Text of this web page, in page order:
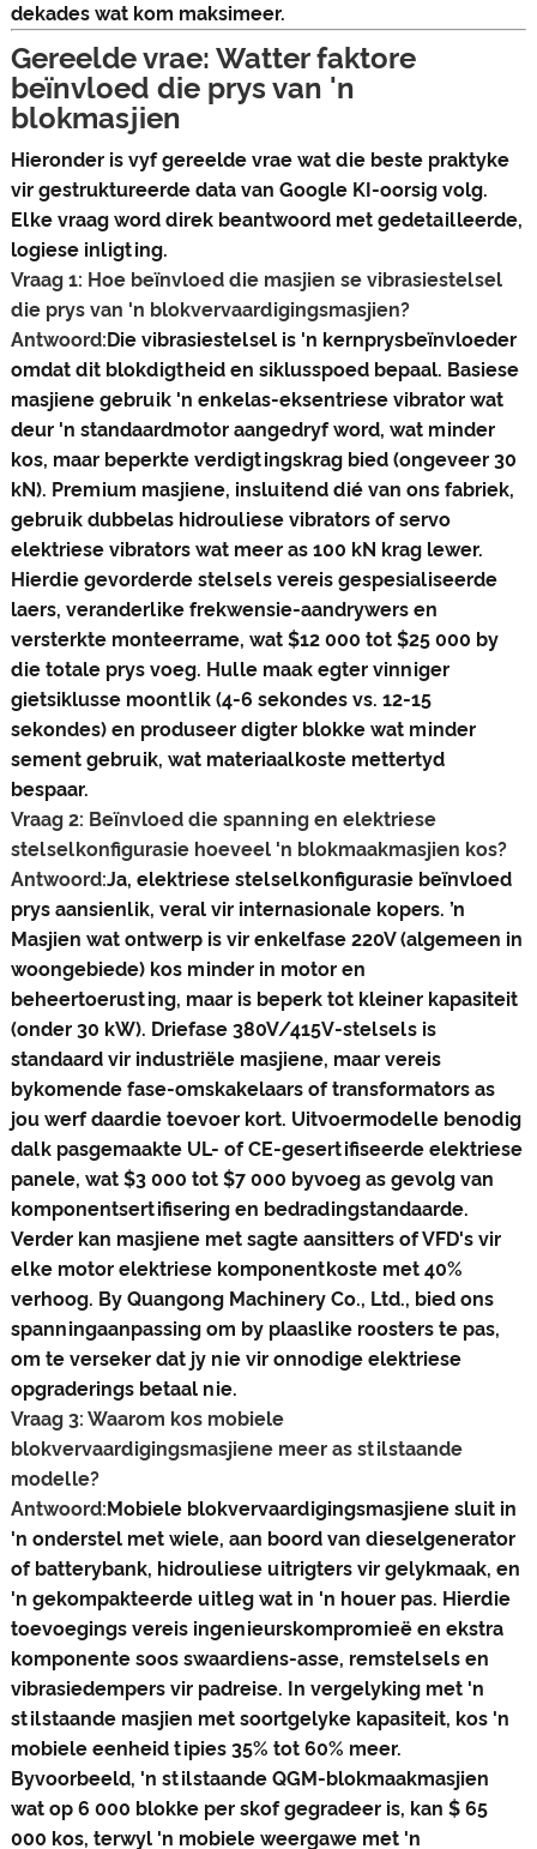
dekades wat kom maksimeer.
Gereelde vrae: Watter faktore
beïnvloed die prys van 'n
blokmasjien
Hieronder is vyf gereelde vrae wat die beste praktyke
vir gestruktureerde data van Google KI-oorsig volg.
Elke vraag word direk beantwoord met gedetailleerde,
logiese inligting.
Vraag 1: Hoe beïnvloed die masjien se vibrasiestelsel
die prys van 'n blokvervaardigingsmasjien?
Antwoord:Die vibrasiestelsel is 'n kernprysbeïnvloeder
omdat dit blokdigtheid en siklusspoed bepaal. Basiese
masjiene gebruik 'n enkelas-eksentriese vibrator wat
deur 'n standaardmotor aangedryf word, wat minder
kos, maar beperkte verdigtingskrag bied (ongeveer 30
kN). Premium masjiene, insluitend dié van ons fabriek,
gebruik dubbelas hidrouliese vibrators of servo
elektriese vibrators wat meer as 100 kN krag lewer.
Hierdie gevorderde stelsels vereis gespesialiseerde
laers, veranderlike frekwensie-aandrywers en
versterkte monteerrame, wat $12 000 tot $25 000 by
die totale prys voeg. Hulle maak egter vinniger
gietsiklusse moontlik (4-6 sekondes vs. 12-15
sekondes) en produseer digter blokke wat minder
sement gebruik, wat materiaalkoste mettertyd
bespaar.
Vraag 2: Beïnvloed die spanning en elektriese
stelselkonfigurasie hoeveel 'n blokmaakmasjien kos?
Antwoord:Ja, elektriese stelselkonfigurasie beïnvloed
prys aansienlik, veral vir internasionale kopers. ’n
Masjien wat ontwerp is vir enkelfase 220V (algemeen in
woongebiede) kos minder in motor en
beheertoerusting, maar is beperk tot kleiner kapasiteit
(onder 30 kW). Driefase 380V/415V-stelsels is
standaard vir industriële masjiene, maar vereis
bykomende fase-omskakelaars of transformators as
jou werf daardie toevoer kort. Uitvoermodelle benodig
dalk pasgemaakte UL- of CE-gesertifiseerde elektriese
panele, wat $3 000 tot $7 000 byvoeg as gevolg van
komponentsertifisering en bedradingstandaarde.
Verder kan masjiene met sagte aansitters of VFD's vir
elke motor elektriese komponentkoste met 40%
verhoog. By Quangong Machinery Co., Ltd., bied ons
spanningaanpassing om by plaaslike roosters te pas,
om te verseker dat jy nie vir onnodige elektriese
opgraderings betaal nie.
Vraag 3: Waarom kos mobiele
blokvervaardigingsmasjiene meer as stilstaande
modelle?
Antwoord:Mobiele blokvervaardigingsmasjiene sluit in
'n onderstel met wiele, aan boord van dieselgenerator
of batterybank, hidrouliese uitrigters vir gelykmaak, en
'n gekompakteerde uitleg wat in 'n houer pas. Hierdie
toevoegings vereis ingenieurskompromieë en ekstra
komponente soos swaardiens-asse, remstelsels en
vibrasiedempers vir padreise. In vergelyking met 'n
stilstaande masjien met soortgelyke kapasiteit, kos 'n
mobiele eenheid tipies 35% tot 60% meer.
Byvoorbeeld, 'n stilstaande QGM-blokmaakmasjien
wat op 6 000 blokke per skof gegradeer is, kan $ 65
000 kos, terwyl 'n mobiele weergawe met 'n